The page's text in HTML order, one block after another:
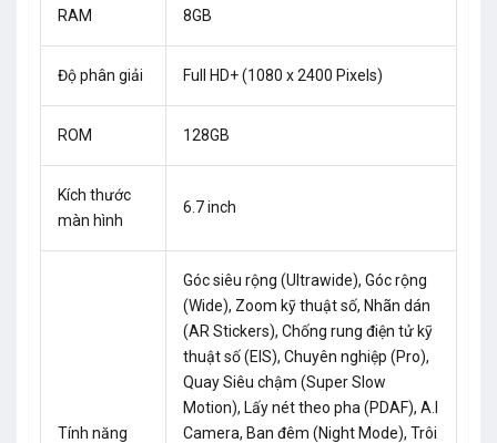
RAM 8GB
Độ phân giải Full HD+ (1080 x 2400 Pixels)
ROM 128GB
Kích thước
màn hình
6.7 inch
Tính năng
Góc siêu rộng (Ultrawide), Góc rộng
(Wide), Zoom kỹ thuật số, Nhãn dán
(AR Stickers), Chống rung điện tử kỹ
thuật số (EIS), Chuyên nghiệp (Pro),
Quay Siêu chậm (Super Slow
Motion), Lấy nét theo pha (PDAF), A.I
Camera, Ban đêm (Night Mode), Trôi